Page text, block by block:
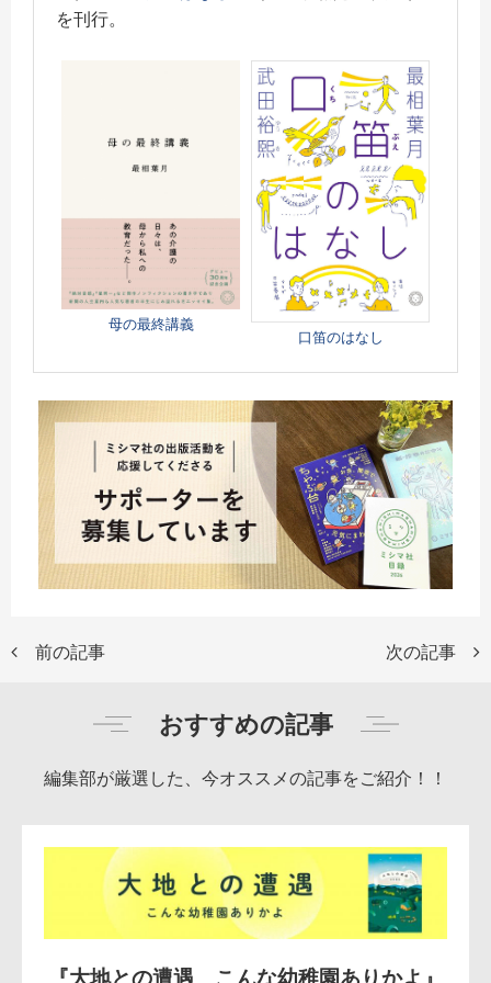
を刊行。
母の最終講義
口笛のはなし
前の記事 次の記事
おすすめの記事
編集部が厳選した、今オススメの記事をご紹介！！
『大地との遭遇 こんな幼稚園ありかよ』